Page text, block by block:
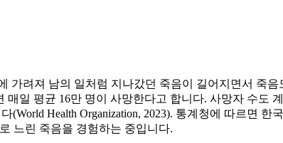
가려져 남의 일처럼 지나갔던 죽음이 길어지면서 죽
매일 평균 16만 명이 사망한다고 합니다. 사망자 수도
Health Organization, 2023). 통계청에 따르면 한
느린 죽음을 경험하는 중입니다.